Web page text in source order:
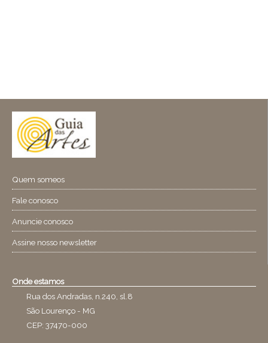
Quem someos
Fale conosco
Anuncie conosco
Assine nosso newsletter
Onde estamos
Rua dos Andradas, n.240, sl.8
São Lourenço - MG
CEP: 37470-000